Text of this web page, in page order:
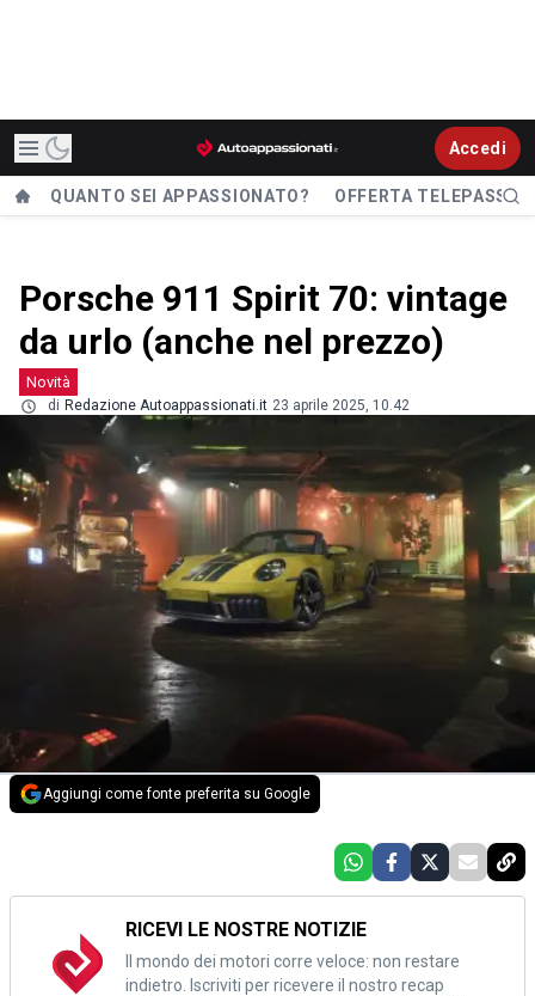
Accedi
QUANTO SEI APPASSIONATO? OFFERTA TELEPASS
Porsche 911 Spirit 70: vintage
da urlo (anche nel prezzo)
Novità
di Redazione Autoappassionati.it 23 aprile 2025, 10.42
Aggiungi come fonte preferita su Google
RICEVI LE NOSTRE NOTIZIE
Il mondo dei motori corre veloce: non restare
indietro. Iscriviti per ricevere il nostro recap